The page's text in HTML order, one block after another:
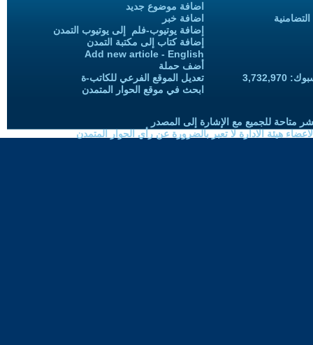
اضافة موضوع جديد
اضافة خبر
إضافة يوتيوب-فلم إلى يوتيوب التمدن
إضافة كتاب إلى مكتبة التمدن
Add new article - English
أضف حملة
تعديل الموقع الفرعي للكاتب-ة
ابحث في موقع الحوار المتمدن
متاحة للجميع مع الإشارة إلى المصدر
هيئة الادارة لا تعبر بالضرورة عن رأي الحوار المتمدن